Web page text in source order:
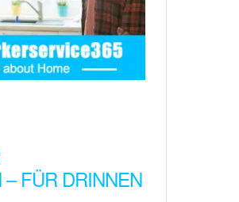
FÜR DRINNEN